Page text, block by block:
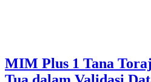
MIM Plus 1 Tana